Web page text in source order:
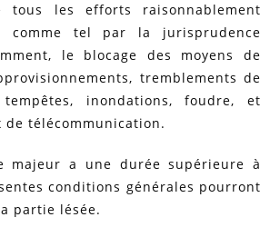
tous les efforts raisonnablement
comme tel par la jurisprudence
le blocage des moyens de
tremblements de
inondations, foudre, et
de télécommunication.
majeur a une durée supérieure à
conditions générales pourront
partie lésée.